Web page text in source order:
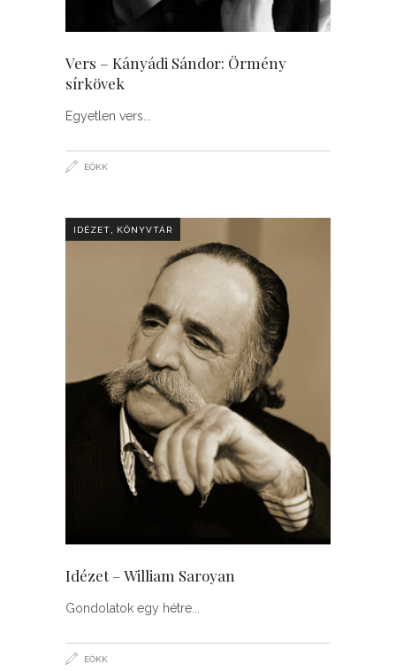
Vers – Kányádi Sándor: Örmény
sírkövek
Egyetlen vers
EÖKK
IDÉZET KÖNYVTÁR
Idézet – William Saroyan
Gondolatok egy hétre
EÖKK